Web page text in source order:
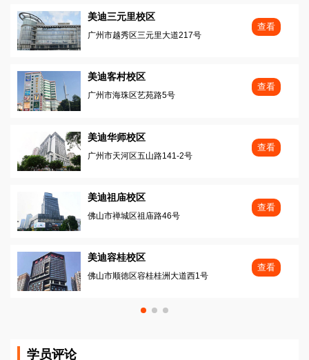
美迪三元里校区
广州市越秀区三元里大道217号
查看
美迪客村校区
广州市海珠区艺苑路5号
查看
美迪华师校区
广州市天河区五山路141-2号
查看
美迪祖庙校区
佛山市禅城区祖庙路46号
查看
美迪容桂校区
佛山市顺徳区容桂桂洲大道西1号
查看
学员评论